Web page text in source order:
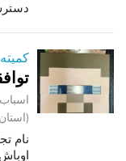
نام